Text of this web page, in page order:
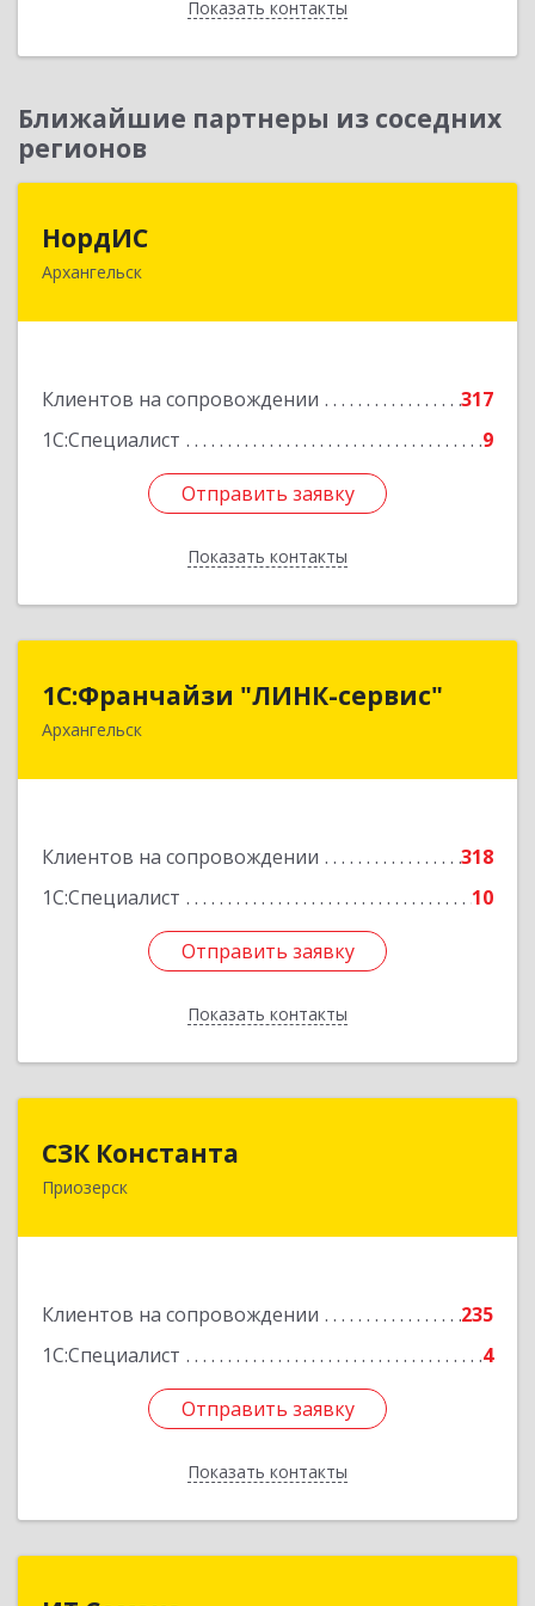
Показать контакты
Назад
Ближайшие партнеры из соседних
регионов
НордИС
Архангельск
Клиентов на сопровождении
317
1С:Специалист
9
Отправить заявку
Показать контакты
163071, Архангельская обл, Архангельск г,
Отправить заявку
Назад
1С:Франчайзи "ЛИНК-сервис"
Архангельск
Клиентов на сопровождении
318
1С:Специалист
10
Отправить заявку
Показать контакты
1С:Франчайзи "ЛИНК-сервис"
163000, Архангельская обл, Архангельск г,
Отправить заявку
Назад
СЗК Константа
Приозерск
Клиентов на сопровождении
235
1С:Специалист
4
Отправить заявку
Показать контакты
188760, Ленинградская обл, Приозерск г,
Отправить заявку
Назад